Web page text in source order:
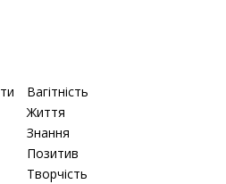
Вагітність
Життя
Знання
Позитив
Творчість